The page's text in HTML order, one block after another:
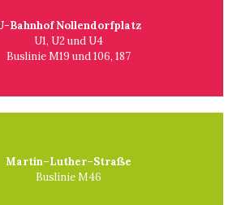
Bahnhof Nollendorfplatz
U1, U2 und U4
Buslinie M19 und 106, 187
Martin–Luther–Straße
Buslinie M46